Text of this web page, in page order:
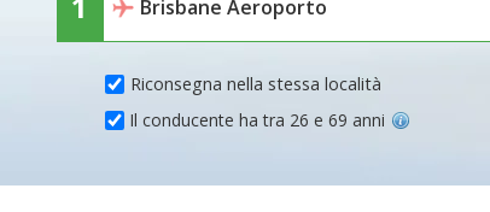
Riconsegna nella stessa località
Il conducente ha tra 26 e 69 anni